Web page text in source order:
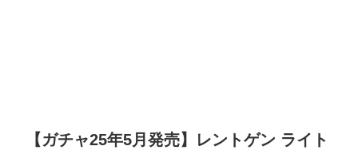
【ガチャ25年5月発売】レントゲン ライト